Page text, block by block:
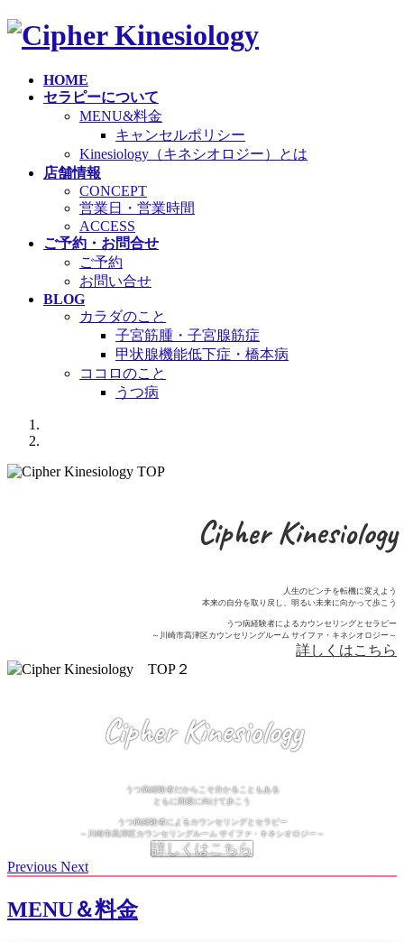
コ
ナ
HOME
セラピーについて
MENU&料金
キャンセルポリシー
Kinesiology（キネシオロジー）とは
店舗情報
CONCEPT
営業日・営業時間
ACCESS
ご予約・お問合せ
ご予約
お問い合せ
BLOG
カラダのこと
子宮筋腫・子宮腺筋症
甲状腺機能低下症・橋本病
ココロのこと
うつ病
Cipher Kinesiology
人生のピンチを転機に変えよう
本来の自分を取り戻し、明るい未来に向かって歩こう
うつ病経験者によるカウンセリングとセラピー
～川崎市高津区カウンセリングルーム サイファ・キネシオロジー～
詳しくはこちら
Cipher Kinesiology
うつ病経験者だからこそ分かることもある
ともに回復に向けて歩こう
うつ病経験者によるカウンセリングとセラピー
～川崎市高津区カウンセリングルーム サイファ・キネシオロジー～
詳しくはこちら
Previous Next
MENU＆料金